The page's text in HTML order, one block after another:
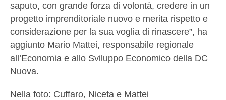
saputo, con grande forza di volontà, credere in un
progetto imprenditoriale nuovo e merita rispetto e
considerazione per la sua voglia di rinascere”, ha
aggiunto Mario Mattei, responsabile regionale
all’Economia e allo Sviluppo Economico della DC
Nuova.
Nella foto: Cuffaro, Niceta e Mattei